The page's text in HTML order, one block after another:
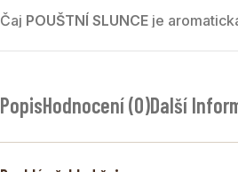
Čaj POUŠTNÍ SLUNCE je
doplněná ovocnými a květinovými
dodávají nálevu svěžest a lehce
PopisHodnocení (0)Další